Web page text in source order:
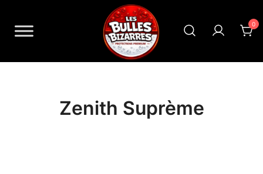
content
0
Zenith Suprème